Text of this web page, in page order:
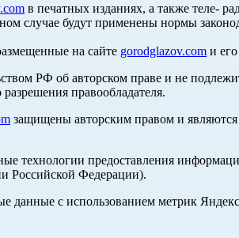
в печатных изданиях, а также теле-
случае будут применены нормы
на сайте gorodglazov.com и
РФ об авторском праве и не
правообладателя.
защищены авторским правом и
предоставления
Российской Федерации).
данные с использованием метрик